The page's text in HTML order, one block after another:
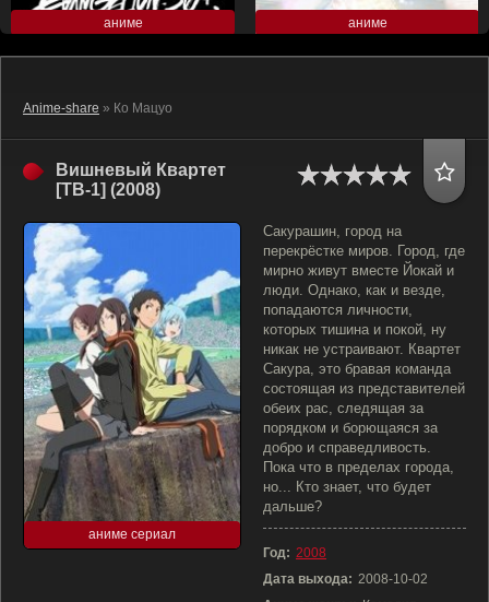
аниме аниме
Anime-share » Ко Мацуо
Вишневый Квартет
[ТВ-1] (2008)
аниме сериал
Сакурашин, город на
перекрёстке миров. Город, где
мирно живут вместе Йокай и
люди. Однако, как и везде,
попадаются личности,
которых тишина и покой, ну
никак не устраивают. Квартет
Сакура, это бравая команда
состоящая из представителей
обеих рас, следящая за
порядком и борющаяся за
добро и справедливость.
Пока что в пределах города,
но... Кто знает, что будет
дальше?
Год: 2008
Дата выхода: 2008-10-02